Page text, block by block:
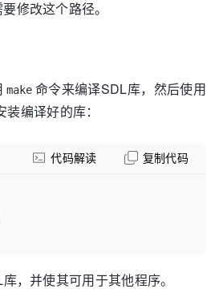
修改这个路径。
make 命令来编译SDL库，然后使用
编译好的库：
代码解读 复制代码
，并使其可用于其他程序。